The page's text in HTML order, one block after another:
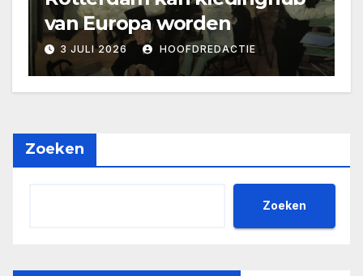
van Europa worden
3 JULI 2026 HOOFDREDACTIE
Zoeken
Zoeken